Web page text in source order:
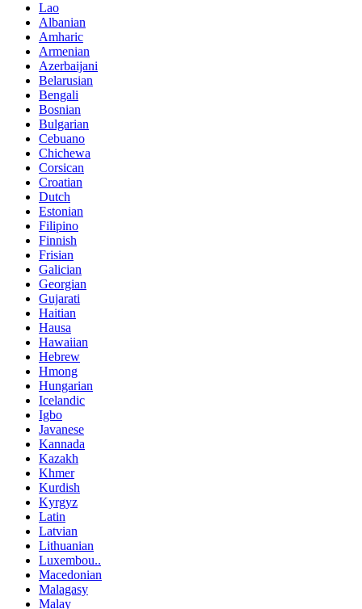
Lao
Albanian
Amharic
Armenian
Azerbaijani
Belarusian
Bengali
Bosnian
Bulgarian
Cebuano
Chichewa
Corsican
Croatian
Dutch
Estonian
Filipino
Finnish
Frisian
Galician
Georgian
Gujarati
Haitian
Hausa
Hawaiian
Hebrew
Hmong
Hungarian
Icelandic
Igbo
Javanese
Kannada
Kazakh
Khmer
Kurdish
Kyrgyz
Latin
Latvian
Lithuanian
Luxembou..
Macedonian
Malagasy
Malay